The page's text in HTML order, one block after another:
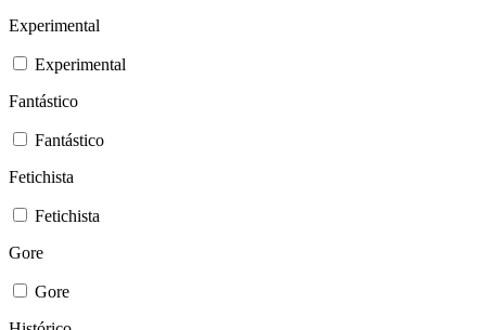
Experimental
Experimental
Fantástico
Fantástico
Fetichista
Fetichista
Gore
Gore